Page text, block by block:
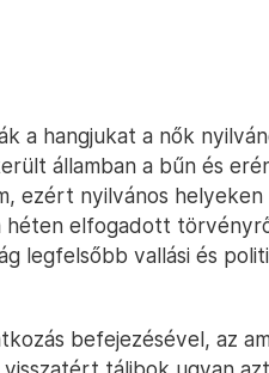
a hangjukat a nők
államban a bűn és
ezért nyilvános helyeken
héten elfogadott
legfelsőbb vallási és
befejezésével, az